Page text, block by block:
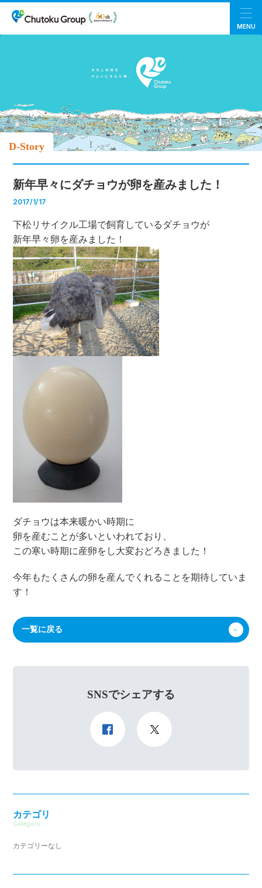
MENU
D-Story
新年早々にダチョウが卵を産みました！
2017/1/17
下松リサイクル工場で飼育しているダチョウが
新年早々卵を産みました！
ダチョウは本来暖かい時期に
卵を産むことが多いといわれており、
この寒い時期に産卵をし大変おどろきました！
今年もたくさんの卵を産んでくれることを期待していま
す！
一覧に戻る
SNSでシェアする
カテゴリ
Category
カテゴリーなし